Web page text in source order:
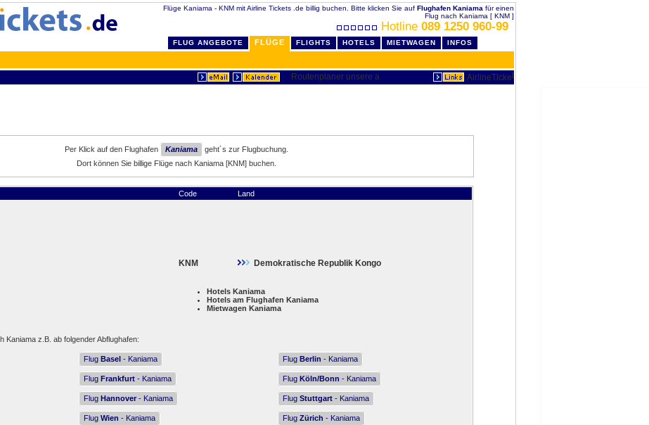
Flüge Kaniama - KNM mit Airline Tickets .de billig buchen. Bitte klicken Sie auf Flughafen Kaniama für einen
Flug nach Kaniama [ KNM ]
Hotline 089 1250 960-99
FLUG ANGEBOTE FLÜGE FLIGHTS HOTELS MIETWAGEN INFOS
Per Klick auf den Flughafen Kaniama
geht´s zur Flugbuchung.
Dort können Sie billige Flüge nach Kaniama [KNM] buchen.
Code Land
KNM Demokratische Republik Kongo
Hotels Kaniama
Hotels am Flughafen Kaniama
Mietwagen Kaniama
Kaniama z.B. ab folgender Abflughafen:
Flug Basel - Kaniama Flug Berlin - Kaniama
Flug Frankfurt - Kaniama Flug Köln/Bonn - Kaniama
Flug Hannover - Kaniama Flug Stuttgart - Kaniama
Flug Wien - Kaniama Flug Zürich - Kaniama